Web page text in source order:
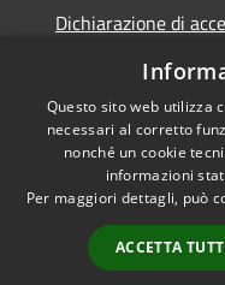
Dichiarazione di
Obbiettivi di
Accessibilità
Questo sito web utilizza
necessari al corretto
nonché un cookie
informazioni
Per maggiori dettagli, può
ACCETTA